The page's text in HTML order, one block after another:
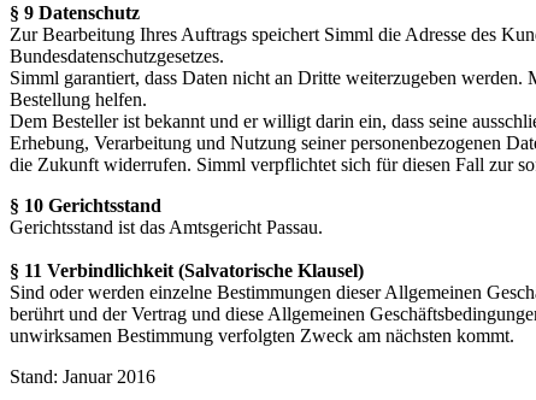
§ 9 Datenschutz
Zur Bearbeitung Ihres Auftrags speichert Simml die Adresse des
Bundesdatenschutzgesetzes.
Simml garantiert, dass Daten nicht an Dritte weiterzugeben
Bestellung helfen.
Dem Besteller ist bekannt und er willigt darin ein, dass seine
Erhebung, Verarbeitung und Nutzung seiner personenbezogenen
die Zukunft widerrufen. Simml verpflichtet sich für diesen Fall zur
§ 10 Gerichtsstand
Gerichtsstand ist das Amtsgericht Passau.
§ 11 Verbindlichkeit (Salvatorische Klausel)
Sind oder werden einzelne Bestimmungen dieser Allgemeinen
berührt und der Vertrag und diese Allgemeinen
unwirksamen Bestimmung verfolgten Zweck am nächsten kommt.
Stand: Januar 2016